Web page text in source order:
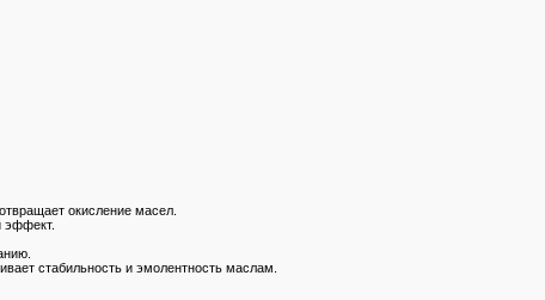
окисление масел.
эффект.
стабильность и эмолентность маслам.